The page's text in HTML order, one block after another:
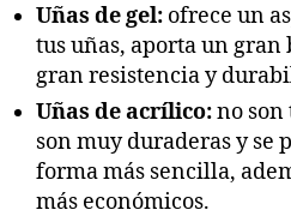
Uñas de gel: ofrece un
tus uñas, aporta un
gran resistencia y
Uñas de acrílico:no
son muy duraderas y se
forma más sencilla,
más económicos.